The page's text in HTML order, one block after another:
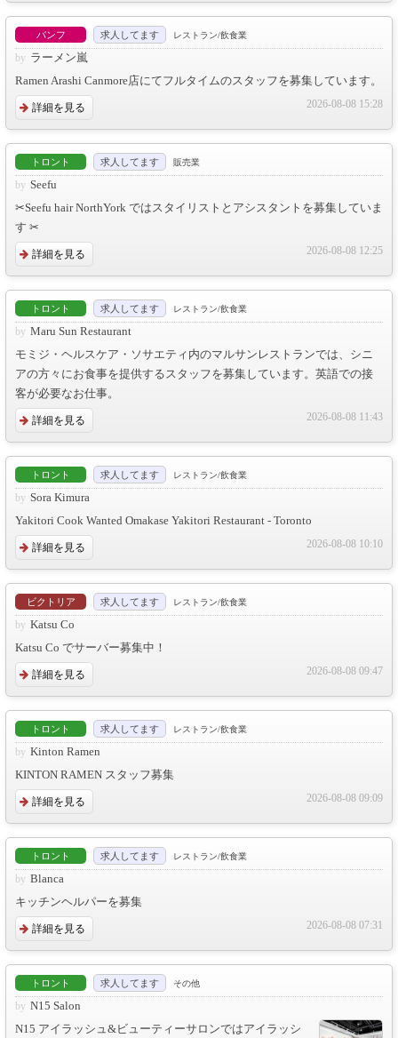
バンフ 求人してます レストラン/飲食業
ラーメン嵐
Ramen Arashi Canmore店にてフルタイムのスタッフを募集しています。
詳細を見る 2026-08-08 15:28
トロント 求人してます 販売業
Seefu
✂︎Seefu hair NorthYork ではスタイリストとアシスタントを募集していま
す ✂︎
詳細を見る 2026-08-08 12:25
トロント 求人してます レストラン/飲食業
Maru Sun Restaurant
モミジ・ヘルスケア・ソサエティ内のマルサンレストランでは、シニ
アの方々にお食事を提供するスタッフを募集しています。英語での接
客が必要なお仕事。
詳細を見る 2026-08-08 11:43
トロント 求人してます レストラン/飲食業
Sora Kimura
Yakitori Cook Wanted Omakase Yakitori Restaurant - Toronto
詳細を見る 2026-08-08 10:10
ビクトリア 求人してます レストラン/飲食業
Katsu Co
Katsu Co でサーバー募集中！
詳細を見る 2026-08-08 09:47
トロント 求人してます レストラン/飲食業
Kinton Ramen
KINTON RAMEN スタッフ募集
詳細を見る 2026-08-08 09:09
トロント 求人してます レストラン/飲食業
Blanca
キッチンヘルパーを募集
詳細を見る 2026-08-08 07:31
トロント 求人してます その他
N15 Salon
N15 アイラッシュ&ビューティーサロンではアイラッシ